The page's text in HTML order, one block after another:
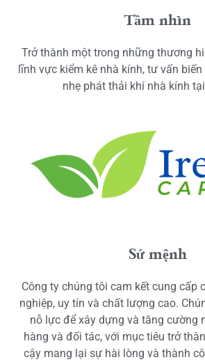
Tầm nhìn
Trở thành một trong những thương
lĩnh vực kiểm kê nhà kính, tư vấn
nhẹ phát thải khí nhà kính
Sứ mệnh
Công ty chúng tôi cam kết cung cấp
nghiệp, uy tín và chất lượng cao.
nỗ lực để xây dựng và tăng cường
hàng và đối tác, với mục tiêu trở
cậy mang lại sự hài lòng và thành